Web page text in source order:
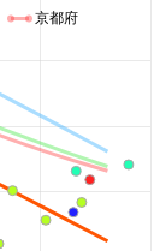
京都府